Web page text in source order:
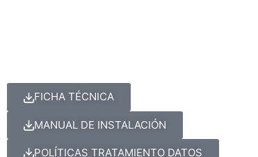
FICHA TÉCNICA
MANUAL DE INSTALACIÓN
POLÍTICAS TRATAMIENTO DATOS